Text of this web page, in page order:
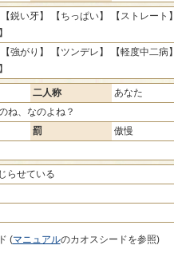
【鋭い牙】 【ちっぱい】 【ストレート】
【強がり】 【ツンデレ】 【軽度中二病】
二人称
あなた
ね、なのよね？
罰
傲慢
らせている
(マニュアルのカオスシードを参照)